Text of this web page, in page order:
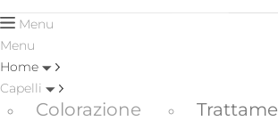
Menu
Menu
Home
Capelli
Colorazione